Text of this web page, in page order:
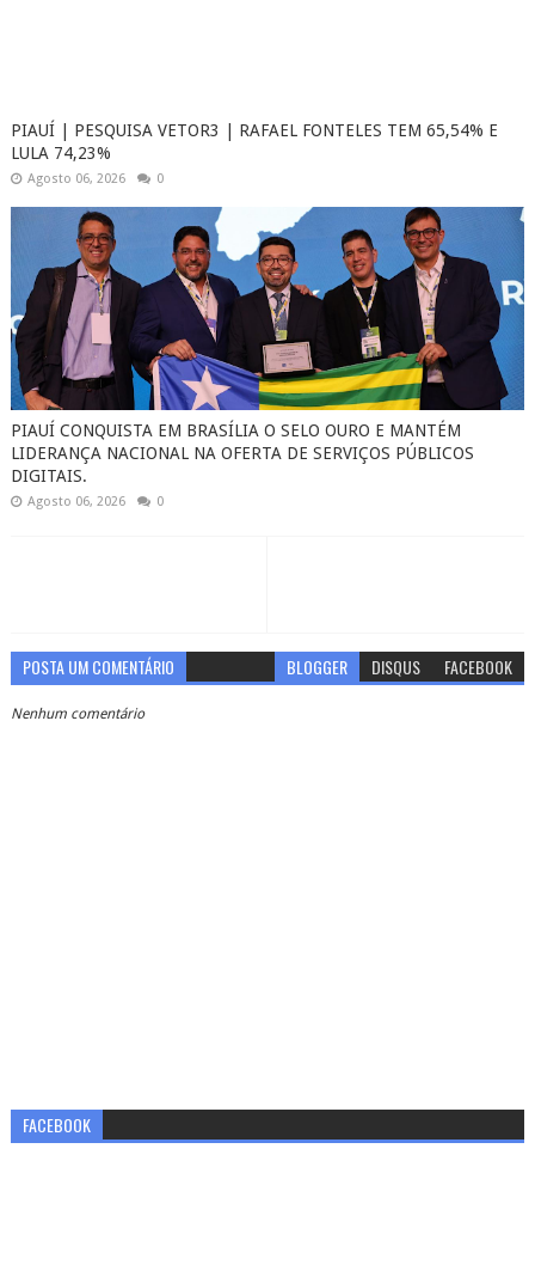
PIAUÍ | PESQUISA VETOR3 | RAFAEL FONTELES TEM 65,54% E
LULA 74,23%
Agosto 06, 2026 0
PIAUÍ CONQUISTA EM BRASÍLIA O SELO OURO E MANTÉM
LIDERANÇA NACIONAL NA OFERTA DE SERVIÇOS PÚBLICOS
DIGITAIS.
Agosto 06, 2026 0
POSTA UM COMENTÁRIO BLOGGER DISQUS FACEBOOK
Nenhum comentário
FACEBOOK